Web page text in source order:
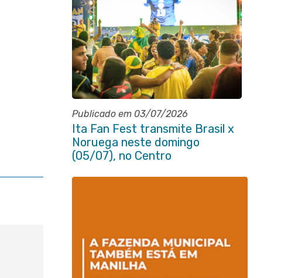
Publicado em 03/07/2026
Ita Fan Fest transmite Brasil x
Noruega neste domingo
(05/07), no Centro